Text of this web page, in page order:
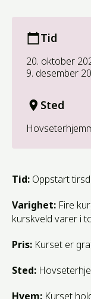
Tid
20. oktober
9. desember
Sted
Tid: Oppstart
Varighet: Fire
kurskveld varer i
Pris: Kurset er
Sted:
Hvem: Kurset